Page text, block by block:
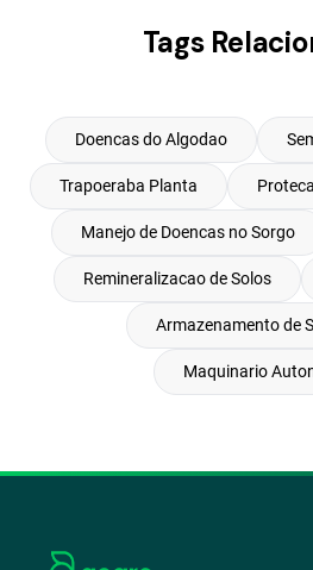
Tags
Doencas do Algodao
Trapoeraba Planta
Manejo de Doencas no Sorgo
Remineralizacao de Solos
Armazenamento de
Maquinario